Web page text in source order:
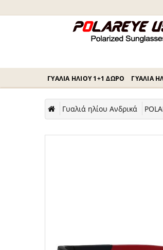
ΓΥΑΛΙΆ ΗΛΊΟΥ 1+1 ΔΏΡΟ ΓΥΑΛΙΆ
Γυαλιά ηλίου Ανδρικά